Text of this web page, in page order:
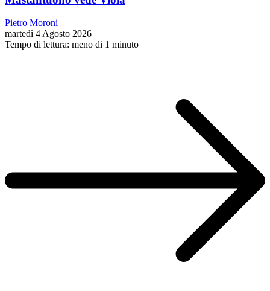
Pietro Moroni
martedì 4 Agosto 2026
Tempo di lettura: meno di 1 minuto